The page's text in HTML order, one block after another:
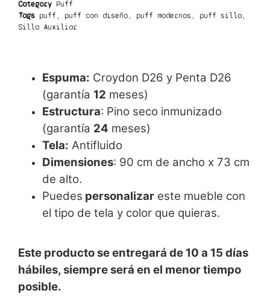
Category Puff
Tags puff , puff con diseño, puff modernos , puff silla,
Silla Auxiliar
Espuma: Croydon D26 y Penta D26
(garantía 12 meses)
Estructura: Pino seco inmunizado
(garantía 24 meses)
Tela: Antifluido
Dimensiones: 90 cm de ancho x 73 cm
de alto.
Puedes personalizar este mueble con
el tipo de tela y color que quieras.
Este producto se entregará de 10 a 15 días
hábiles, siempre será en el menor tiempo
posible.